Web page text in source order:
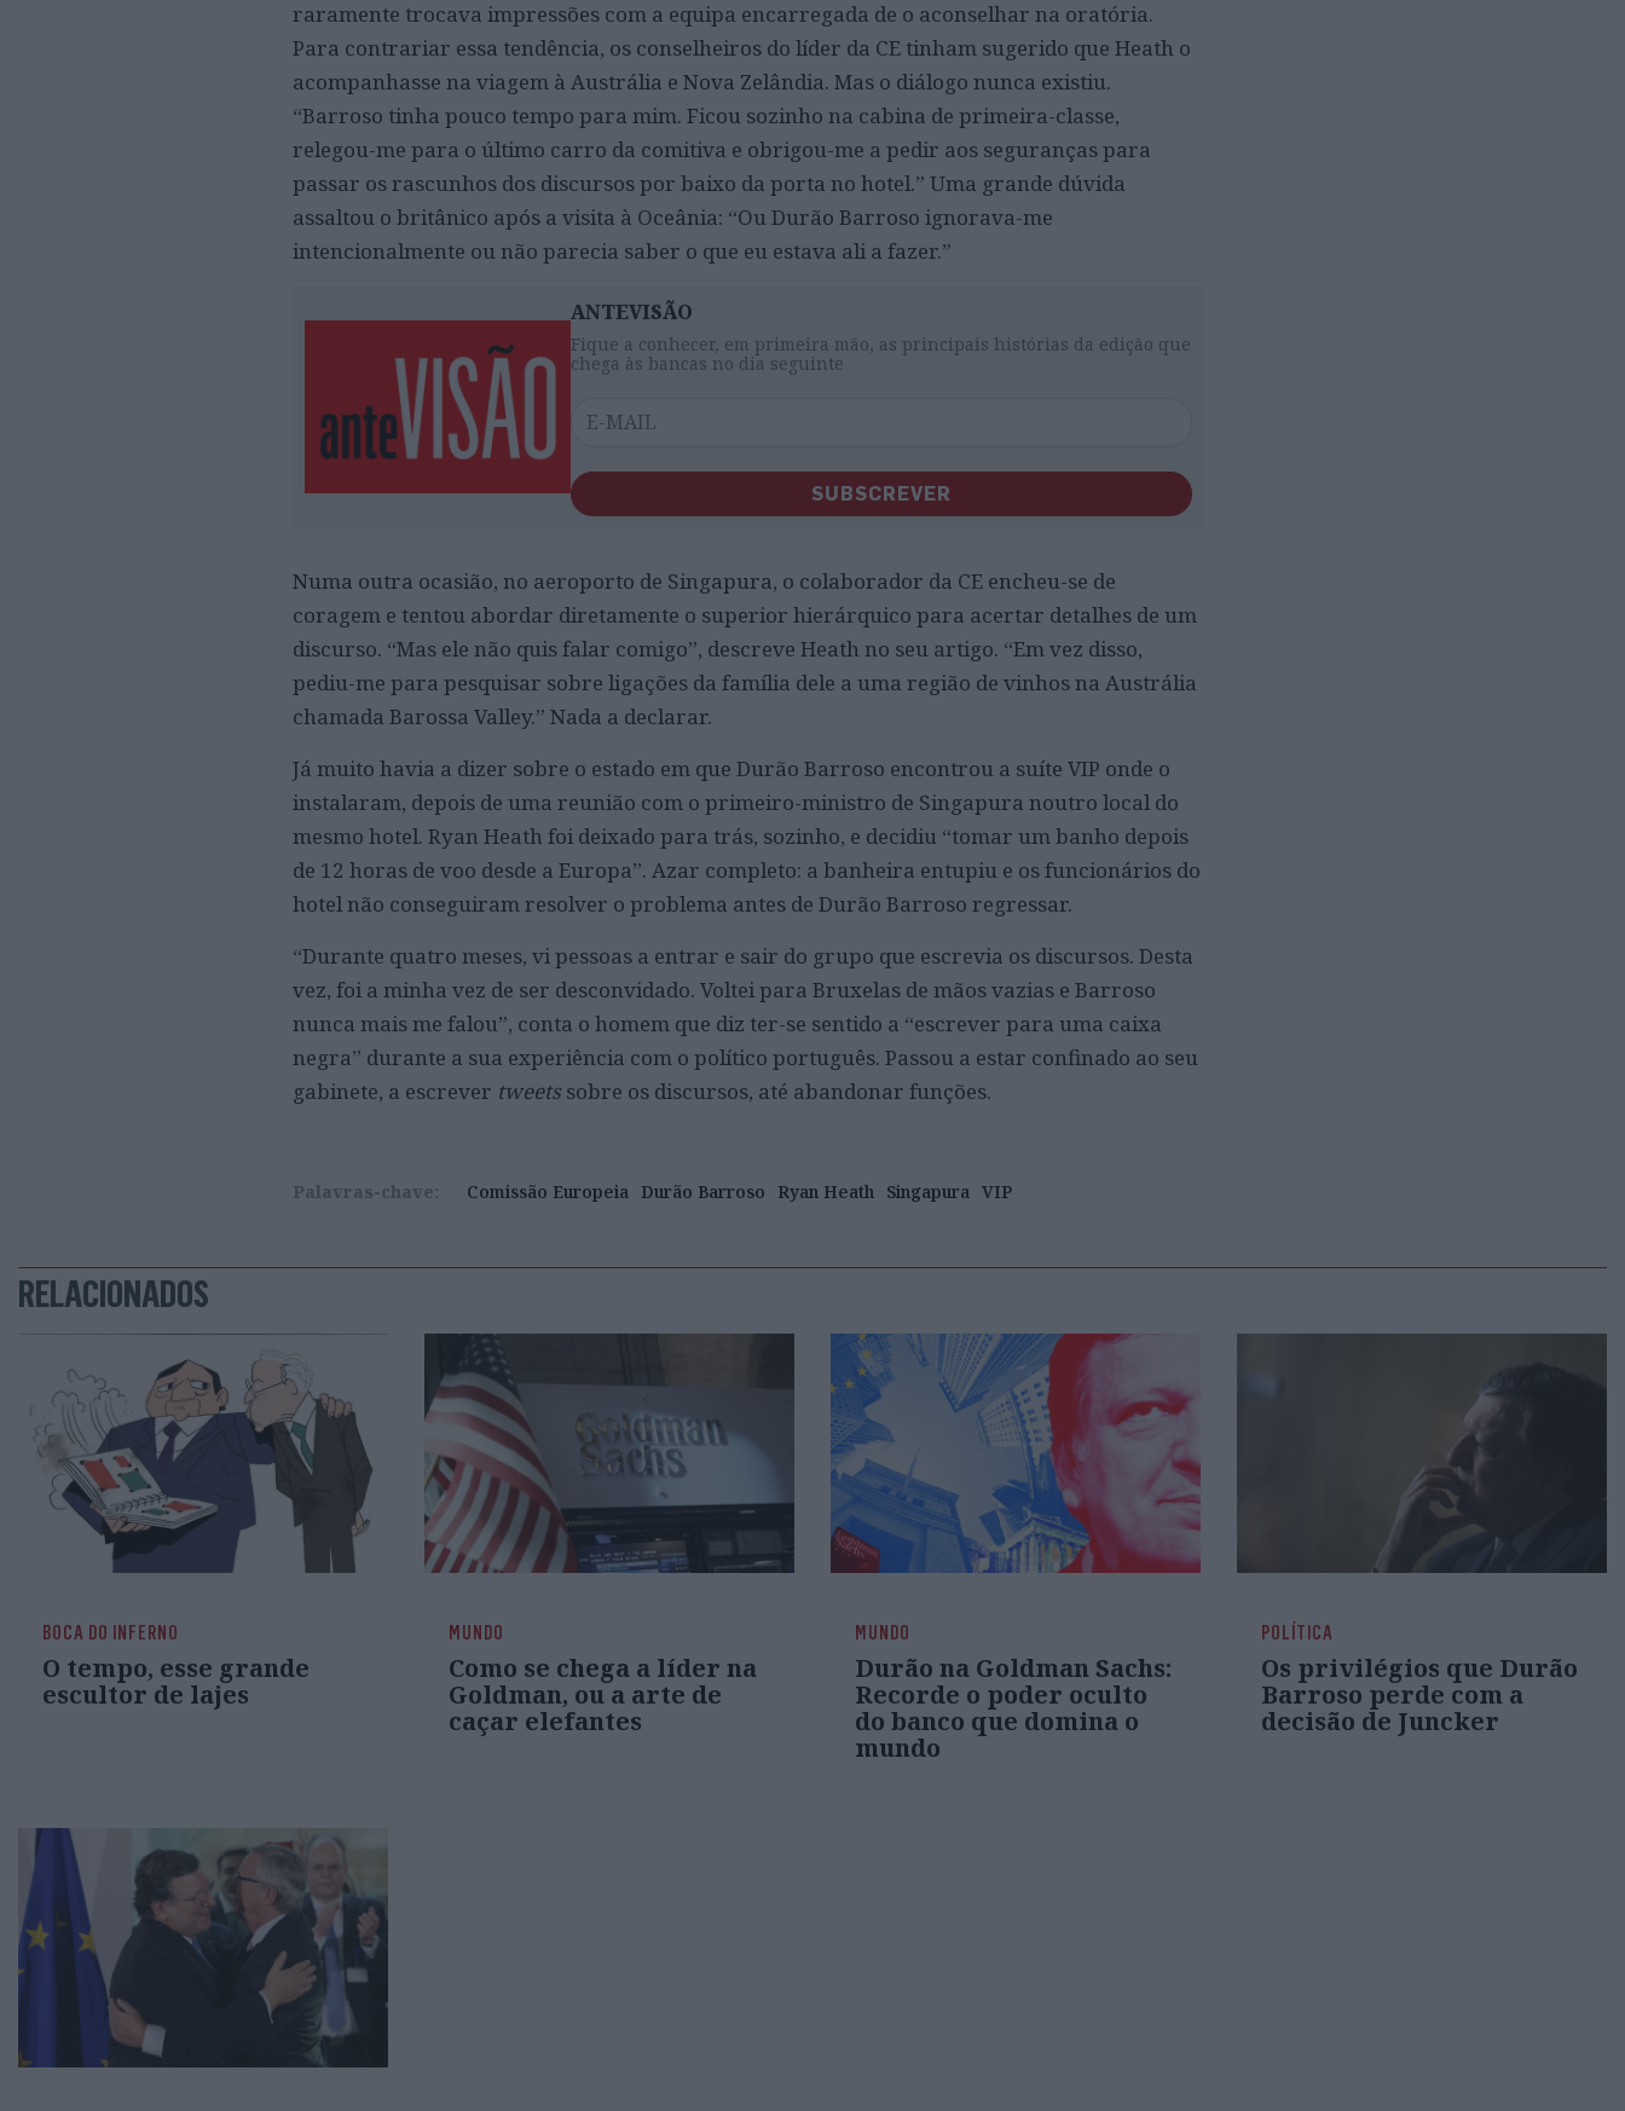
raramente trocava impressões com a equipa encarregada de o aconselhar na oratória.
Para contrariar essa tendência, os conselheiros do líder da CE tinham sugerido que Heath o
acompanhasse na viagem à Austrália e Nova Zelândia. Mas o diálogo nunca existiu.
“Barroso tinha pouco tempo para mim. Ficou sozinho na cabina de primeira-classe,
relegou-me para o último carro da comitiva e obrigou-me a pedir aos seguranças para
passar os rascunhos dos discursos por baixo da porta no hotel.” Uma grande dúvida
assaltou o britânico após a visita à Oceânia: “Ou Durão Barroso ignorava-me
intencionalmente ou não parecia saber o que eu estava ali a fazer.”
ANTEVISÃO
Fique a conhecer, em primeira mão, as principais histórias da edição que
chega às bancas no dia seguinte
SUBSCREVER
Numa outra ocasião, no aeroporto de Singapura, o colaborador da CE encheu-se de
coragem e tentou abordar diretamente o superior hierárquico para acertar detalhes de um
discurso. “Mas ele não quis falar comigo”, descreve Heath no seu artigo. “Em vez disso,
pediu-me para pesquisar sobre ligações da família dele a uma região de vinhos na Austrália
chamada Barossa Valley.” Nada a declarar.
Já muito havia a dizer sobre o estado em que Durão Barroso encontrou a suíte VIP onde o
instalaram, depois de uma reunião com o primeiro-ministro de Singapura noutro local do
mesmo hotel. Ryan Heath foi deixado para trás, sozinho, e decidiu “tomar um banho depois
de 12 horas de voo desde a Europa”. Azar completo: a banheira entupiu e os funcionários do
hotel não conseguiram resolver o problema antes de Durão Barroso regressar.
“Durante quatro meses, vi pessoas a entrar e sair do grupo que escrevia os discursos. Desta
vez, foi a minha vez de ser desconvidado. Voltei para Bruxelas de mãos vazias e Barroso
nunca mais me falou”, conta o homem que diz ter-se sentido a “escrever para uma caixa
negra” durante a sua experiência com o político português. Passou a estar confinado ao seu
gabinete, a escrever tweets sobre os discursos, até abandonar funções.
Palavras-chave: Comissão Europeia Durão Barroso Ryan Heath Singapura VIP
RELACIONADOS
BOCA DO INFERNO
O tempo, esse grande
escultor de lajes
MUNDO
Como se chega a líder na
Goldman, ou a arte de
caçar elefantes
MUNDO
Durão na Goldman Sachs:
Recorde o poder oculto
do banco que domina o
mundo
POLÍTICA
Os privilégios que Durão
Barroso perde com a
decisão de Juncker